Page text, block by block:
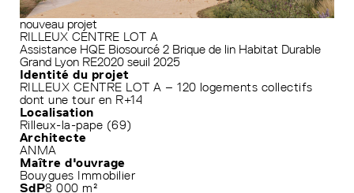
nouveau projet
RILLEUX CENTRE LOT A
Assistance HQE Biosourcé 2 Brique de lin Habitat Durable
Grand Lyon RE2020 seuil 2025
Identité du projet
RILLEUX CENTRE LOT A – 120 logements collectifs
dont une tour en R+14
Localisation
Rilleux-la-pape (69)
Architecte
ANMA
Maître d'ouvrage
Bouygues Immobilier
SdP8 000 m²